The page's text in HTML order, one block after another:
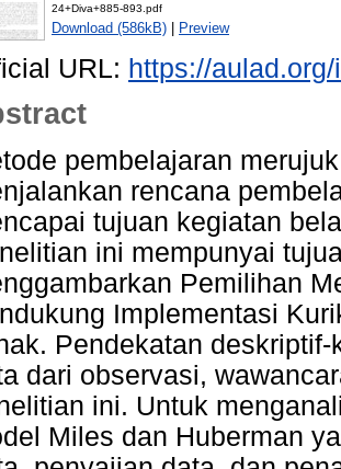
24+Diva+885-893.pdf
Download (586kB) | Preview
URL: https://
pembelajaran
rencana
tujuan kegiatan
ini mempunyai
Pemilihan
Implementasi
Pendekatan
dari observasi,
ini. Untuk
Miles dan Huberman